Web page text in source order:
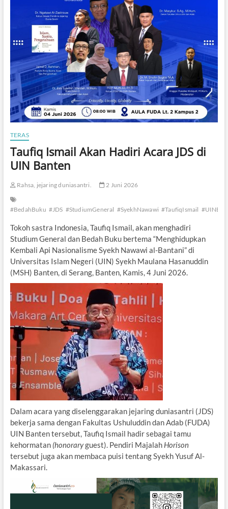
TERAS
Taufiq Ismail Akan Hadiri Acara JDS di
UIN Banten
Rahsa, jejaring duniasantri. 2 Juni 2026
#BedahBuku #JDS #StudiumGeneral #SyekhNawawi #TaufiqIsmail
Tokoh sastra Indonesia, Taufiq Ismail, akan menghadiri
Studium General dan Bedah Buku bertema “Menghidupkan
Kembali Api Nasionalisme Syekh Nawawi al-Bantani” di
Universitas Islam Negeri (UIN) Syekh Maulana Hasanuddin
(MSH) Banten, di Serang, Banten, Kamis, 4 Juni 2026.
Dalam acara yang diselenggarakan jejaring duniasantri (JDS)
bekerja sama dengan Fakultas Ushuluddin dan Adab (FUDA)
UIN Banten tersebut, Taufiq Ismail hadir sebagai tamu
kehormatan (honoraryguest). Pendiri Majalah Horison
tersebut juga akan membaca puisi tentang Syekh Yusuf Al-
Makassari.